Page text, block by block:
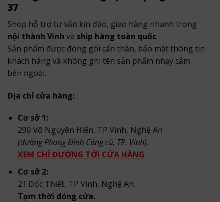
37
Shop hỗ trợ tư vấn kín đáo, giao hàng nhanh trong
nội thành Vinh và ship hàng toàn quốc.
Sản phẩm được đóng gói cẩn thận, bảo mật thông tin
khách hàng và không ghi tên sản phẩm nhạy cảm
bên ngoài.
Địa chỉ cửa hàng:
Cơ sở 1:
290 Võ Nguyên Hiến, TP Vinh, Nghệ An
(đường Phong Đình Cảng cũ, TP. Vinh).
XEM CHỈ ĐƯỜNG TỚI CỬA HÀNG
Cơ sở 2:
21 Đốc Thiết, TP Vinh, Nghệ An.
Tạm thời đóng cửa.